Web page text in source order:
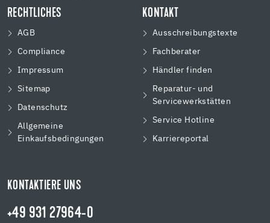
RECHTLICHES
AGB
Compliance
Impressum
Sitemap
Datenschutz
Allgemeine
Einkaufsbedingungen
KONTAKT
Ausschreibungstexte
Fachberater
Händler finden
Reparatur- und
Servicewerkstätten
Service Hotline
Karriereportal
KONTAKTIERE UNS
+49 931 27964-0